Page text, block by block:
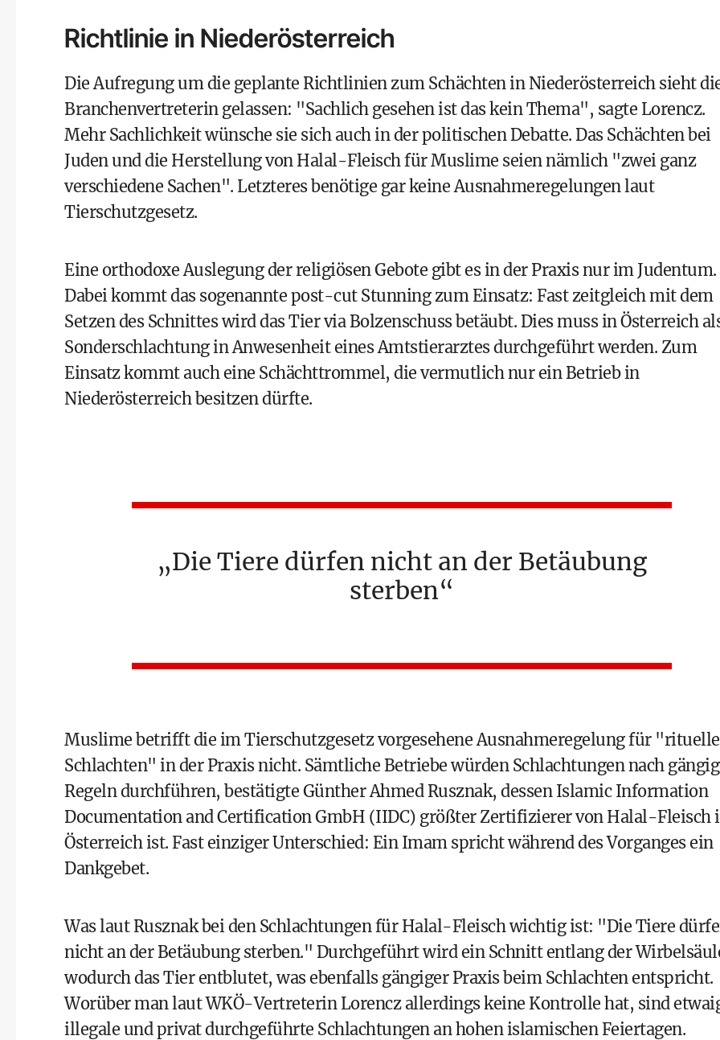
Richtlinie in Niederösterreich
Die Aufregung um die geplante Richtlinien zum Schächten in Niederösterreichsieht
Branchenvertreterin gelassen: "Sachlich gesehen ist das kein Thema", sagte Lorencz.
Mehr Sachlichkeit wünsche sie sich auch in der politischen Debatte. Das Schächten bei
Juden und die Herstellung von Halal-Fleisch für Muslime seien nämlich "zwei ganz
verschiedene Sachen". Letzteres benötige gar keine Ausnahmeregelungen laut
Tierschutzgesetz.
Eine orthodoxe Auslegung der religiösen Gebote gibt es in der Praxis nur im Judentum.
Dabei kommt das sogenannte post-cut Stunning zum Einsatz: Fast zeitgleich mit dem
Setzen des Schnittes wird das Tier via Bolzenschuss betäubt. Dies muss in Österreich
Sonderschlachtung in Anwesenheit eines Amtstierarztes durchgeführt werden. Zum
Einsatz kommt auch eine Schächttrommel, die vermutlich nur ein Betrieb in
Niederösterreich besitzen dürfte.
Die Tiere dürfen nicht an der Betäubung
sterben
Muslime betrifft die im Tierschutzgesetz vorgesehene Ausnahmeregelung für
Schlachten" in der Praxis nicht. Sämtliche Betriebe würden Schlachtungen nach
Regeln durchführen, bestätigte Günther Ahmed Rusznak, dessen Islamic Information
Documentation and Certification GmbH (IIDC) größter Zertifizierer von Halal-Fleisch
Österreich ist. Fast einziger Unterschied: Ein Imam spricht während des Vorganges ein
Dankgebet.
Was laut Rusznak bei den Schlachtungen für Halal-Fleisch wichtig ist: "Die Tiere
nicht an der Betäubung sterben." Durchgeführt wird ein Schnitt entlang der
wodurch das Tier entblutet, was ebenfalls gängiger Praxis beim Schlachten entspricht.
Worüber man laut WKÖ-Vertreterin Lorencz allerdings keine Kontrolle hat, sind
illegale und privat durchgeführte Schlachtungen an hohen islamischen Feiertagen.